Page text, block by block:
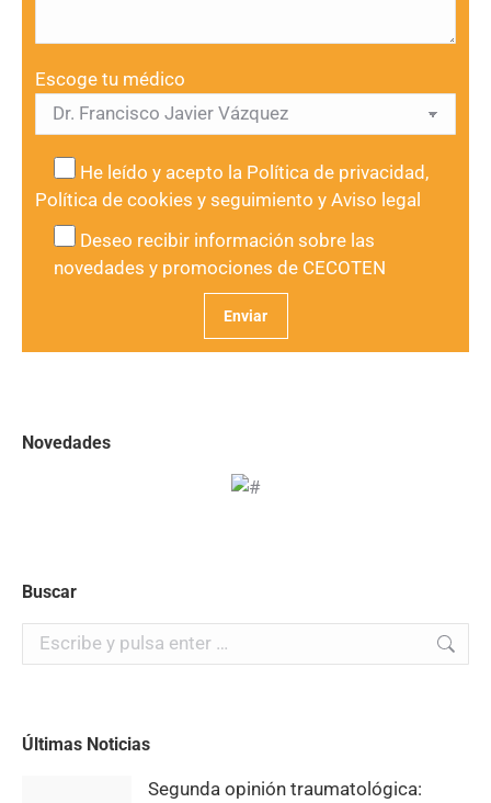
Escoge tu médico
He leído y acepto la Política de privacidad,
Política de cookies y seguimiento y Aviso legal
Deseo recibir información sobre las
novedades y promociones de CECOTEN
Novedades
Buscar
Buscar:
Últimas Noticias
Segunda opinión traumatológica: